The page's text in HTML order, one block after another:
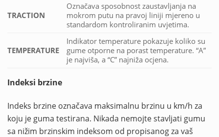
TRACTION
Označava sposobnost zaustavljanja na
mokrom putu na pravoj liniji mjereno u
standardom kontroliranim uvjetima.
TEMPERATURE
Indikator temperature pokazuje koliko su
gume otporne na porast temperature. “A”
je najviša, a “C” najniža ocjena.
Indeksi brzine
Indeks brzine označava maksimalnu brzinu u km/h za
koju je guma testirana. Nikada nemojte stavljati gumu
sa nižim brzinskim indeksom od propisanog za vaš